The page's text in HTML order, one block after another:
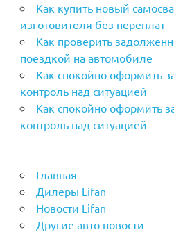
Как купить новый
изготовителя без переплат
Как проверить
поездкой на автомобиле
Как спокойно оформить
контроль над ситуацией
Как спокойно оформить
контроль над ситуацией
Главная
Дилеры Lifan
Новости Lifan
Другие авто новости